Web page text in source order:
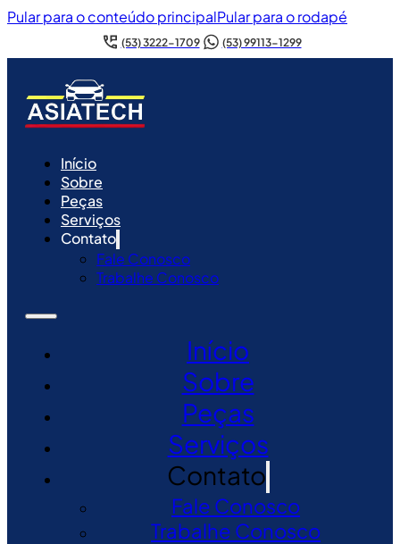
Pular para o conteúdo principalPular para o rodapé
(53) 3222-1709 (53) 99113-1299
Início
Sobre
Peças
Serviços
Contato
Fale Conosco
Trabalhe Conosco
Início
Sobre
Peças
Serviços
Contato
Fale Conosco
Trabalhe Conosco